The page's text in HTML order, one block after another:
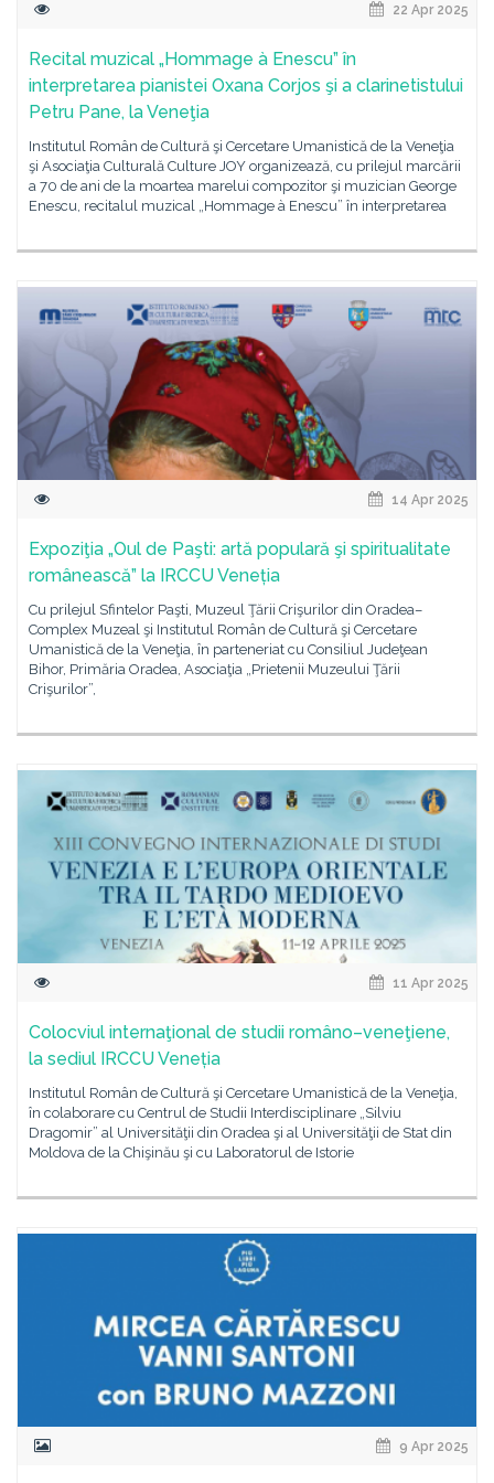
22 Apr 2025
Recital muzical „Hommage à Enescu” în
interpretarea pianistei Oxana Corjos şi a clarinetistului
Petru Pane, la Veneţia
Institutul Român de Cultură şi Cercetare Umanistică de la Veneţia
şi Asociaţia Culturală Culture JOY organizează, cu prilejul marcării
a 70 de ani de la moartea marelui compozitor şi muzician George
Enescu, recitalul muzical „Hommage à Enescu” în interpretarea
14 Apr 2025
Expoziţia „Oul de Paşti: artă populară şi spiritualitate
românească” la IRCCU Veneția
Cu prilejul Sfintelor Paşti, Muzeul Ţării Crişurilor din Oradea–
Complex Muzeal şi Institutul Român de Cultură şi Cercetare
Umanistică de la Veneţia, în parteneriat cu Consiliul Judeţean
Bihor, Primăria Oradea, Asociaţia „Prietenii Muzeului Ţării
Crişurilor”,
11 Apr 2025
Colocviul internaţional de studii româno–veneţiene,
la sediul IRCCU Veneția
Institutul Român de Cultură şi Cercetare Umanistică de la Veneţia,
în colaborare cu Centrul de Studii Interdisciplinare „Silviu
Dragomir” al Universităţii din Oradea şi al Universităţii de Stat din
Moldova de la Chişinău şi cu Laboratorul de Istorie
9 Apr 2025